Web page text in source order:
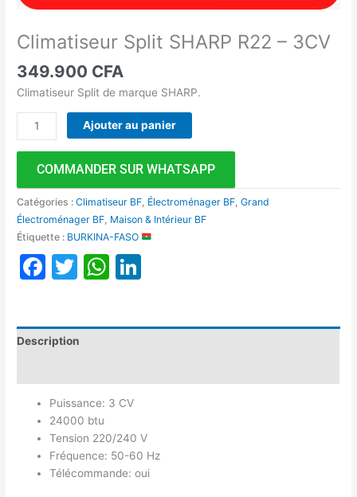
Climatiseur Split SHARP R22 – 3CV
349.900 CFA
Climatiseur Split de marque SHARP.
Ajouter au panier
COMMANDER SUR WHATSAPP
Catégories :Climatiseur BF Électroménager BF ,Grand
Électroménager BF Maison & Intérieur BF
Étiquette : BURKINA-FASO
Facebook
TwitterWhatsApp
Description
Puissance: 3 CV
24000 btu
Tension 220/240 V
Fréquence: 50-60 Hz
Télécommande: oui